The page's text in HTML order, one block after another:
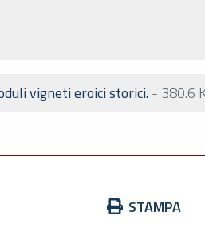
vigneti eroici storici.- 380.6
STAMPA